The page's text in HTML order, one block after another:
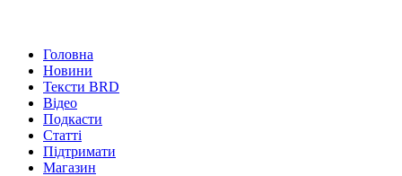
Головна
Новини
Тексти BRD
Відео
Подкасти
Статті
Підтримати
Магазин